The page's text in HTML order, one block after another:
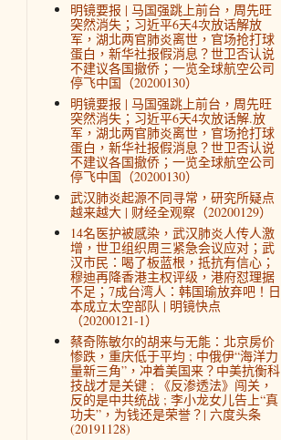
明镜要报 | 马国强跳上前台，周先旺
突然消失；习近平6天4次放话解放
军，湖北两官肺炎离世，官场抢打球
蛋白，新华社报假消息？世卫否认说
不建议各国撤侨；一览全球航空公司
停飞中国（20200130）
明镜要报 | 马国强跳上前台，周先旺
突然消失；习近平6天4次放话解.放
军，湖北两官肺炎离世，官场抢打球
蛋白，新华社报假消息？世卫否认说
不建议各国撤侨；一览全球航空公司
停飞中国（20200130）
武汉肺炎起源不同寻常，研究所疑点
越来越大 | 财经全观察（20200129）
14名医护被感染，武汉肺炎人传人激
增，世卫组织周三紧急会议应对；武
汉市民：喝了板蓝根，抵抗有信心；
穆迪再降香港主权评级，港府怼理据
不足；7成台湾人：韩国瑜放弃吧！日
本成立太空部队 | 明镜快点
（20200121-1）
蔡奇陈敏尔的胡来与无能：北京房价
惨跌，重庆低于平均 ; 中俄伊“海洋力
量新三角”，冲着美国来？中美抗衡科
技战才是关键 ; 《反渗透法》闯关，
反的是中共统战 ; 李小龙女儿告上“真
功夫”，为钱还是荣誉？| 六度头条
(20191128)